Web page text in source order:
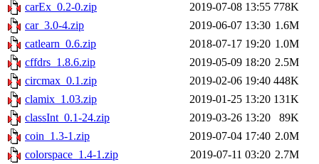
carEx_0.2-0.zip
2019-07-08 13:55 778K
car_3.0-4.zip
2019-06-07 13:30 1.6M
catlearn_0.6.zip
2018-07-17 19:20 1.0M
cffdrs_1.8.6.zip
2019-05-09 18:20 2.5M
circmax_0.1.zip
2019-02-06 19:40 448K
clamix_1.03.zip
2019-01-25 13:20 131K
classInt_0.1-24.zip
2019-03-26 13:20
89K
coin_1.3-1.zip
2019-07-04 17:40 2.0M
colorspace_1.4-1.zip
2019-07-11 03:20 2.7M